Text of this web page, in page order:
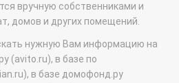
вручную собственниками и
домов и других помещений.
нужную Вам информацию на
(avito.ru), в базе по
в базе домофонд.ру